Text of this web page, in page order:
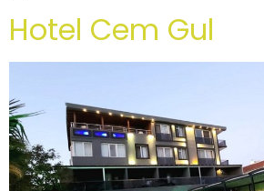
Hotel Cem Gul